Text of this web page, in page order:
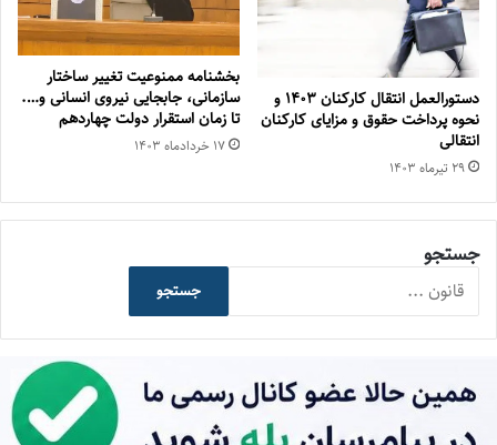
دستورالعمل انتقال کارکنان ۱۴۰٣ و
نحوه پرداخت حقوق و مزایای کارکنان
انتقالی
۲۹ تیر‌ماه ۱۴۰۳
بخشنامه ممنوعیت تغییر ساختار
سازمانی، جابجایی نیروی انسانی و….
تا زمان استقرار دولت چهاردهم
۱۷ خرداد‌ماه ۱۴۰۳
جستجو
جستجو